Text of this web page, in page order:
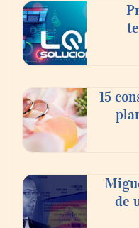
Toro Tapas
experiencia
15
de